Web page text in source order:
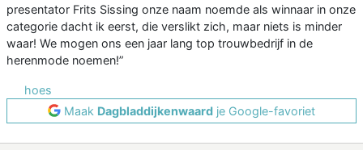
presentator Frits Sissing onze naam noemde als winnaar in onze
categorie dacht ik eerst, die verslikt zich, maar niets is minder
waar! We mogen ons een jaar lang top trouwbedrijf in de
herenmode noemen!”
hoes
Maak Dagbladdijkenwaard je Google-favoriet